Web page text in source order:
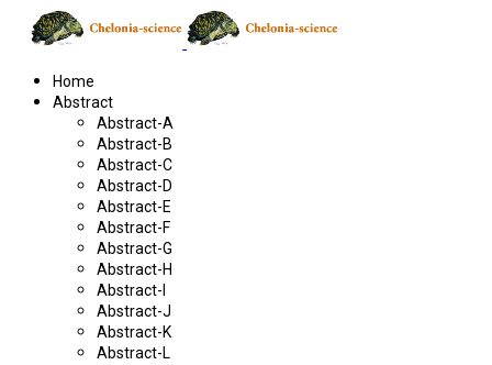
Home
Abstract
Abstract-A
Abstract-B
Abstract-C
Abstract-D
Abstract-E
Abstract-F
Abstract-G
Abstract-H
Abstract-I
Abstract-J
Abstract-K
Abstract-L